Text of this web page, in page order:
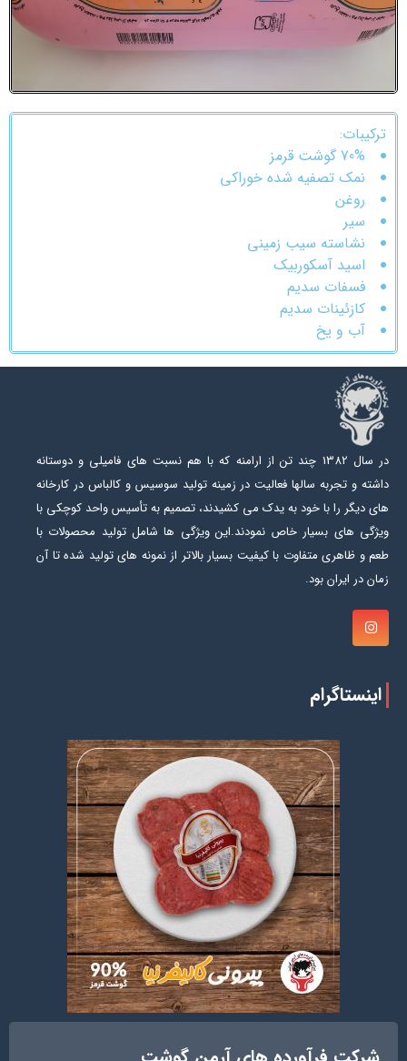
ترکیبات:
70% گوشت قرمز
نمک تصفیه شده خوراکی
روغن
سیر
نشاسته سیب زمینی
اسید آسکوربیک
فسفات سدیم
کازئینات سدیم
آب و یخ
در سال 1382 چند تن از ارامنه که با هم نسبت های فامیلی و دوستانه
داشته و تجربه سالها فعالیت در زمینه تولید سوسیس و کالباس در کارخانه
های دیگر را با خود به یدک می کشیدند، تصمیم به تأسیس واحد کوچکی با
ویژگی های بسیار خاص نمودند.این ویژگی ها شامل تولید محصولات با
طعم و ظاهری متفاوت با کیفیت بسیار بالاتر از نمونه های تولید شده تا آن
زمان در ایران بود.
اینستاگرام